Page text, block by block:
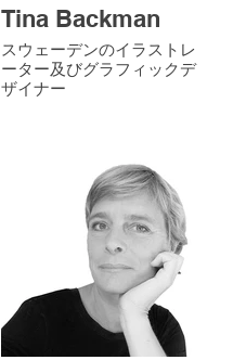
Tina Backman
スウェーデンのイラストレ
ーター及びグラフィックデ
ザイナー